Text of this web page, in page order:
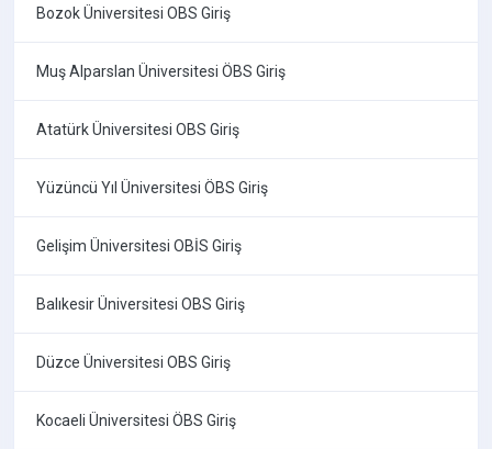
Bozok Üniversitesi OBS Giriş
Muş Alparslan Üniversitesi ÖBS Giriş
Atatürk Üniversitesi OBS Giriş
Yüzüncü Yıl Üniversitesi ÖBS Giriş
Gelişim Üniversitesi OBİS Giriş
Balıkesir Üniversitesi OBS Giriş
Düzce Üniversitesi OBS Giriş
Kocaeli Üniversitesi ÖBS Giriş